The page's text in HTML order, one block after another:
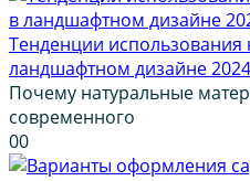
Тенденции использования
ландшафтном дизайне
Почему натуральные
современного
00